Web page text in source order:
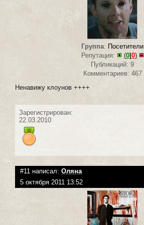
Группа: Посетители
Репутация:
(0| 0)
Публикаций: 9
Комментариев: 467
Ненавижу клоунов ++++
Зарегистрирован:
22.03.2010
#11 написал: Оляна
5 октября 2011 13:52